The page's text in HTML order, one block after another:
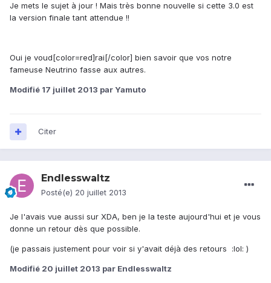
Je mets le sujet à jour ! Mais très bonne nouvelle si cette 3.0 est
la version finale tant attendue !!
Oui je voud[color=red]rai[/color] bien savoir que vos notre
fameuse Neutrino fasse aux autres.
Modifié 17 juillet 2013 par Yamuto
Citer
Endlesswaltz
Posté(e) 20 juillet 2013
Je l'avais vue aussi sur XDA, ben je la teste aujourd'hui et je vous
donne un retour dès que possible.
(je passais justement pour voir si y'avait déjà des retours :lol: )
Modifié 20 juillet 2013 par Endlesswaltz